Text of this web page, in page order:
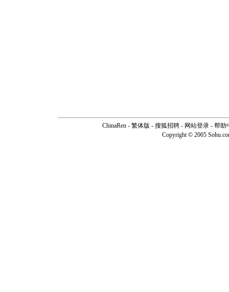
ChinaRen - 繁体版 - 搜狐招聘 - 网站登录 - 帮助
Copyright © 2005